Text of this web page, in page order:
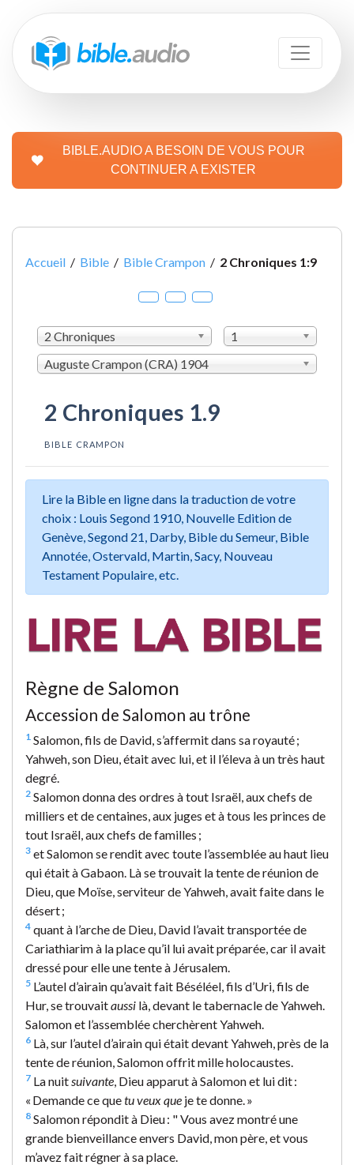
BIBLE.AUDIO A BESOIN DE VOUS POUR
CONTINUER A EXISTER
Accueil / Bible / Bible Crampon / 2 Chroniques 1:9
2 Chroniques
1
Auguste Crampon (CRA) 1904
2 Chroniques 1.9
BIBLE CRAMPON
Lire la Bible en ligne dans la traduction de votre
choix : Louis Segond 1910, Nouvelle Edition de
Genève, Segond 21, Darby, Bible du Semeur, Bible
Annotée, Ostervald, Martin, Sacy, Nouveau
Testament Populaire, etc.
Règne de Salomon
Accession de Salomon au trône
1 Salomon, fils de David, s’affermit dans sa royauté ;
Yahweh, son Dieu, était avec lui, et il l’éleva à un très haut
degré.
2 Salomon donna des ordres à tout Israël, aux chefs de
milliers et de centaines, aux juges et à tous les princes de
tout Israël, aux chefs de familles ;
3 et Salomon se rendit avec toute l’assemblée au haut lieu
qui était à Gabaon. Là se trouvait la tente de réunion de
Dieu, que Moïse, serviteur de Yahweh, avait faite dans le
désert ;
4 quant à l’arche de Dieu, David l’avait transportée de
Cariathiarim à la place qu’il lui avait préparée, car il avait
dressé pour elle une tente à Jérusalem.
5 L’autel d’airain qu’avait fait Béséléel, fils d’Uri, fils de
Hur, se trouvaitaussi là, devant le tabernacle de Yahweh.
Salomon et l’assemblée cherchèrent Yahweh.
6 Là, sur l’autel d’airain qui était devant Yahweh, près de la
tente de réunion, Salomon offrit mille holocaustes.
7 La nuit suivante , Dieu apparut à Salomon et lui dit :
« Demande ce quetu veux que je te donne. »
8 Salomon répondit à Dieu : " Vous avez montré une
grande bienveillance envers David, mon père, et vous
m’avez fait régner à sa place.